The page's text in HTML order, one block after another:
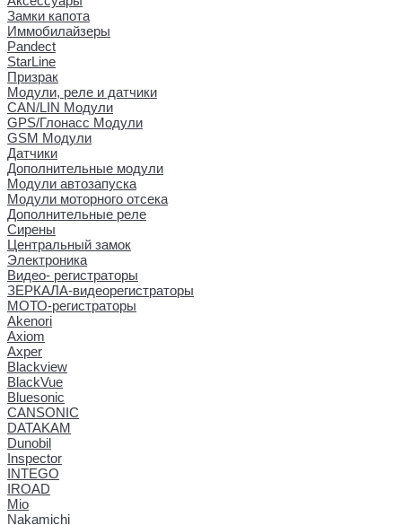
Замки капота
Иммобилайзеры
Pandect
StarLine
Призрак
Модули, реле и датчики
CAN/LIN Модули
GPS/Глонасс Модули
GSM Модули
Датчики
Дополнительные модули
Модули автозапуска
Модули моторного отсека
Дополнительные реле
Сирены
Центральный замок
Электроника
Видео- регистраторы
ЗЕРКАЛА-видеорегистраторы
МОТО-регистраторы
Akenori
Axiom
Axper
Blackview
BlackVue
Bluesonic
CANSONIC
DATAKAM
Dunobil
Inspector
INTEGO
IROAD
Mio
Nakamichi